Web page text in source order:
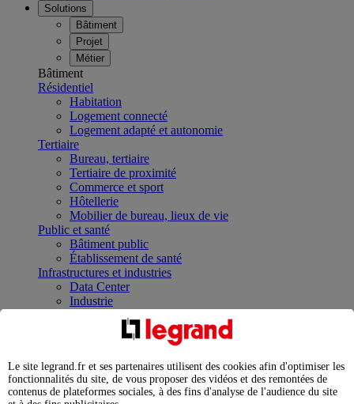
Solutions
Bâtiment
Projet
Métier
Bâtiment
Résidentiel
Habitation
Logement connecté
Logement adapté et autonomie
Tertiaire
Bureau, tertiaire
Tertiaire de proximité
Commerce et sport
Hôtellerie
Mobilier de bureau, lieux de vie
Public et santé
Bâtiment public
Établissement de santé
Infrastructures et industries
Data Center
Industrie
Infrastructures
Contrôler et planifier le fonctionnement des appareils
Répartir et optimiser son tableau électrique
Legrand Data Center Solutions : concentrer les
expertises au service de vos performances
Le site legrand.fr et ses partenaires utilisent des cookies afin d'optimiser les
fonctionnalités du site, de vous proposer des vidéos et des remontées de
contenus de plateformes sociales, à des fins d'analyse de l'audience du site